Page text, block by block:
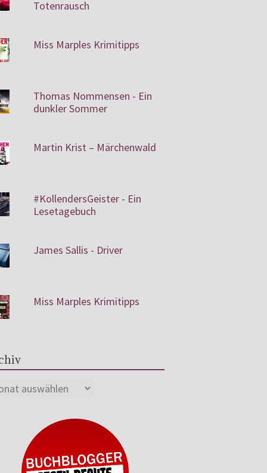
Totenrausch
Miss Marples Krimitipps
Thomas Nommensen - Ein
dunkler Sommer
Martin Krist – Märchenwald
#KollendersGeister - Ein
Lesetagebuch
James Sallis - Driver
Miss Marples Krimitipps